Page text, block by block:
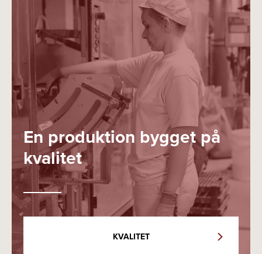
En produktion bygget på
kvalitet
KVALITET